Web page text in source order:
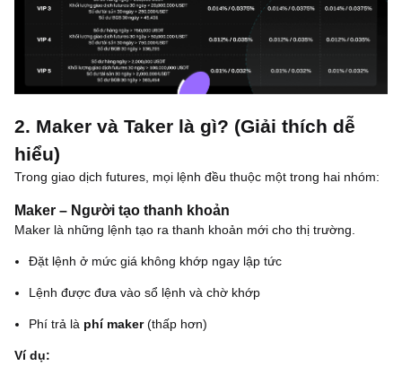
2. Maker và Taker là gì? (Giải thích dễ
hiểu)
Trong giao dịch futures, mọi lệnh đều thuộc một trong hai nhóm:
Maker – Người tạo thanh khoản
Maker là những lệnh tạo ra thanh khoản mới cho thị trường.
Đặt lệnh ở mức giá không khớp ngay lập tức
Lệnh được đưa vào sổ lệnh và chờ khớp
Phí trả là phí maker(thấp hơn)
Ví dụ: